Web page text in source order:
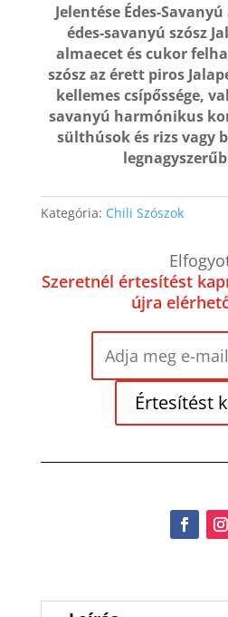
ből,
értékelés
alapján
Jelentése Édes-
édes-savanyú szósz
almaecet és cukor
szósz az érett piros
kellemes csípőssége,
savanyú harmónikus
sülthúsok és rizs vagy
Kategória: Chili Szószok
Szeretnél értesítést
újra
Értesítést